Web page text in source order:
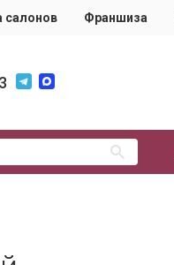
салонов Франшиза